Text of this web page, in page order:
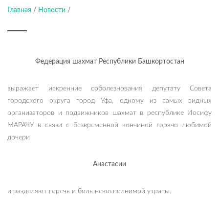
Башкортостан
Главная / Новости /
Федерация шахмат Республики Башкортостан
выражает искренние соболезнования депутату Совета
городского округа город Уфа, одному из самых видных
организаторов и подвижников шахмат в республике Иосифу
МАРАЧУ в связи с безвременной кончиной горячо любимой
дочери
Анастасии
и разделяют горечь и боль невосполнимой утраты.